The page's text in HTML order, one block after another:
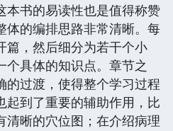
本书的易读性也是值得称赞
体的编排思路非常清晰。每
篇，然后细分为若干个小
具体的知识点。章节之
的过渡，使得整个学习过程
起到了重要的辅助作用，比
清晰的穴位图；在介绍病理